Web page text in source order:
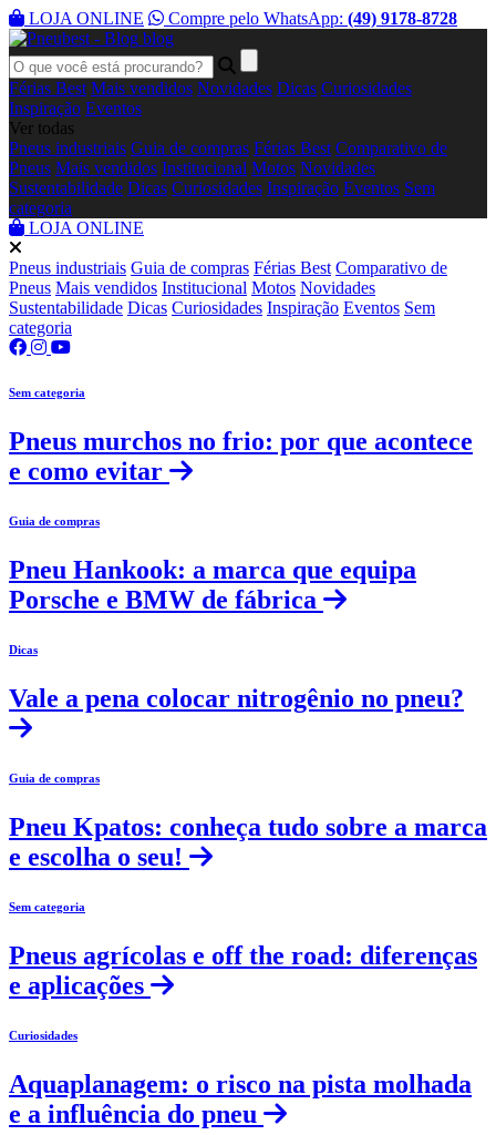
LOJA ONLINE Compre pelo WhatsApp: (49) 9178-8728
blog
Férias Best Mais vendidos Novidades Dicas Curiosidades
Inspiração Eventos
Ver todas
Pneus industriais Guia de compras Férias Best Comparativo de
Pneus Mais vendidos Institucional Motos Novidades
Sustentabilidade Dicas Curiosidades Inspiração Eventos Sem
categoria
LOJA ONLINE
Pneus industriais Guia de compras Férias Best Comparativo de
Pneus Mais vendidos Institucional Motos Novidades
Sustentabilidade Dicas Curiosidades Inspiração Eventos Sem
categoria
Sem categoria
Pneus murchos no frio: por que acontece
e como evitar
Guia de compras
Pneu Hankook: a marca que equipa
Porsche e BMW de fábrica
Dicas
Vale a pena colocar nitrogênio no pneu?
Guia de compras
Pneu Kpatos: conheça tudo sobre a marca
e escolha o seu!
Sem categoria
Pneus agrícolas e off the road: diferenças
e aplicações
Curiosidades
Aquaplanagem: o risco na pista molhada
e a influência do pneu